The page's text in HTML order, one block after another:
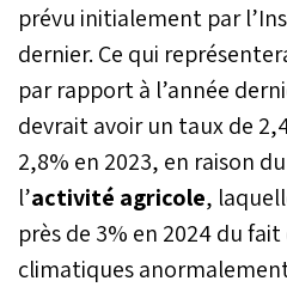
prévu initialement par
dernier. Ce qui
par rapport à l’année
devrait avoir un taux de
2,8% en 2023, en raison
l’activité agricole,
près de 3% en 2024 du
climatiques